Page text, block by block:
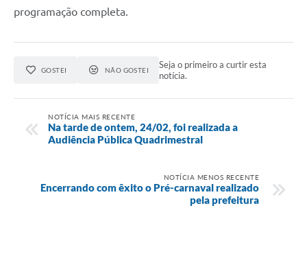
programação completa.
GOSTEI NÃO GOSTEI
Seja o primeiro a curtir esta
notícia.
NOTÍCIA MAIS RECENTE
Na tarde de ontem, 24/02, foi realizada a
Audiência Pública Quadrimestral
NOTÍCIA MENOS RECENTE
Encerrando com êxito o Pré-carnaval realizado
pela prefeitura